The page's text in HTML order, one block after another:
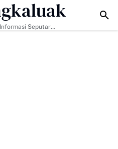
Ajak Masyarakat Perkuat Nilai
Seputar